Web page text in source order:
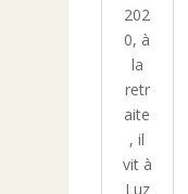
202
0, à
la
retr
aite
, il
vit à
Luz